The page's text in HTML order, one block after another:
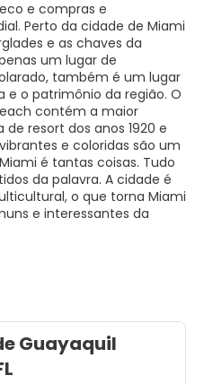
e compras e
Perto da cidade de Miami
e as chaves da
um lugar de
também é um lugar
e o patrimônio da região. O
contém a maior
resort dos anos 1920 e
e coloridas são um
é tantas coisas. Tudo
da palavra. A cidade é
o que torna Miami
e interessantes da
Guayaquil